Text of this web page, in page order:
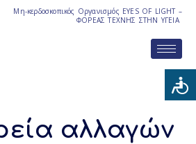
Μη-κερδοσκοπικός Οργανισμός EYES OF LIGHT –
ΦΟΡΕΑΣ ΤΕΧΝΗΣ ΣΤΗΝ ΥΓΕΙΑ
αλλαγών